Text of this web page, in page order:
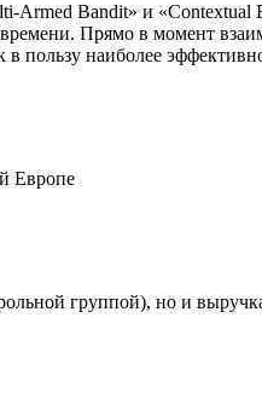
Armed Bandit» и «Contextual
Прямо в момент
в пользу наиболее
Европе
группой), но и